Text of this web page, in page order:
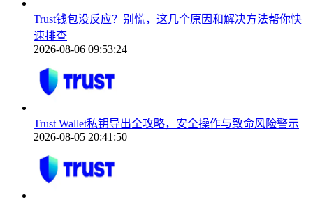
Trust钱包没反应？别慌，这几个原因和解决方法帮你快
速排查
2026-08-06 09:53:24
Trust Wallet私钥导出全攻略，安全操作与致命风险警示
2026-08-05 20:41:50